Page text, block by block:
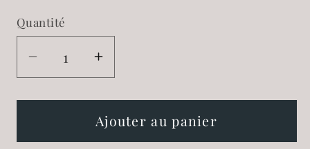
Quantité
Réduire
la
quantité
Bougie
Augmenter
la
quantité
de
Bougie
Ajouter au panier